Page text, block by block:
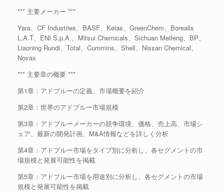
*** 主要メーカー ***
Yara、CF Industries、BASF、Kelas、GreenChem、Borealis
L.A.T、ENI S.p.A.、Mitsui Chemicals、Sichuan Meifeng、BP、
Liaoning Rundi、Total、Cummins、Shell、Nissan Chemical、
Novax
*** 主要章の概要 ***
第1章：アドブルーの定義、市場概要を紹介
第2章：世界のアドブルー市場規模
第3章：アドブルーメーカーの競争環境、価格、売上高、市場シ
ェア、最新の開発計画、M&A情報などを詳しく分析
第4章：アドブルー市場をタイプ別に分析し、各セグメントの市
場規模と発展可能性を掲載
第5章：アドブルー市場を用途別に分析し、各セグメントの市場
規模と発展可能性を掲載